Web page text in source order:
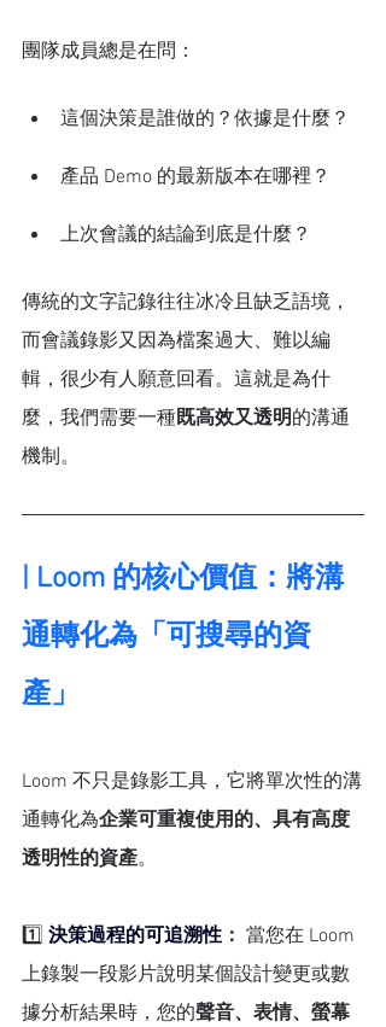
團隊成員總是在問：
這個決策是誰做的？依據是什麼？
產品 Demo 的最新版本在哪裡？
上次會議的結論到底是什麼？
傳統的文字記錄往往冰冷且缺乏語境，
而會議錄影又因為檔案過大、難以編
輯，很少有人願意回看。這就是為什
麼，我們需要一種既高效又透明的溝通
機制。
| Loom 的核心價值：將溝
通轉化為「可搜尋的資
產」
Loom 不只是錄影工具，它將單次性的溝
通轉化為企業可重複使用的、具有高度
透明性的資產。
1️⃣ 決策過程的可追溯性 ： 當您在 Loom
上錄製一段影片說明某個設計變更或數
據分析結果時，您的聲音、表情、螢幕